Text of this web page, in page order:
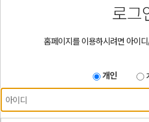
로그
홈페이지를 이용하시려면 아이
개인